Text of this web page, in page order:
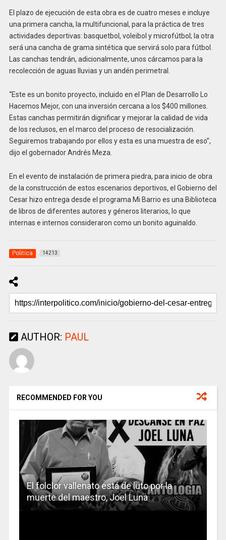
El plazo de ejecución de esta obra es de cuatro meses e incluye
una primera cancha, la multifuncional, para la práctica de tres
actividades deportivas: basquetbol, voleibol y microfútbol; la otra
será una cancha de grama sintética que servirá solo para fútbol.
Las canchas tendrán, adicionalmente, unos cárcamos para la
recolección de aguas lluvias y un andén perimetral.
“Este es un bonito proyecto, incluido en el Plan de Desarrollo Lo
Hacemos Mejor, con una inversión cercana a los $400 millones.
Estas canchas permitirán dignificar y mejorar la calidad de vida
de los reclusos, en el marco del proceso de resocialización.
Seguiremos trabajando por ellos y esta es una muestra de eso”,
dijo el gobernador Andrés Meza.
En el evento de instalación de primera piedra, para inicio de obra
de la construcción de estos escenarios deportivos, el Gobierno del
Cesar hizo entrega desde el programa Mi Barrio es una Biblioteca
de libros de diferentes autores y géneros literarios, lo que
internas e internos consideraron como un bonito aguinaldo.
Politica 14213
AUTHOR: PAUL
RECOMMENDED FOR YOU
El folclor vallenato está de luto por la
muerte del maestro, Joel Luna